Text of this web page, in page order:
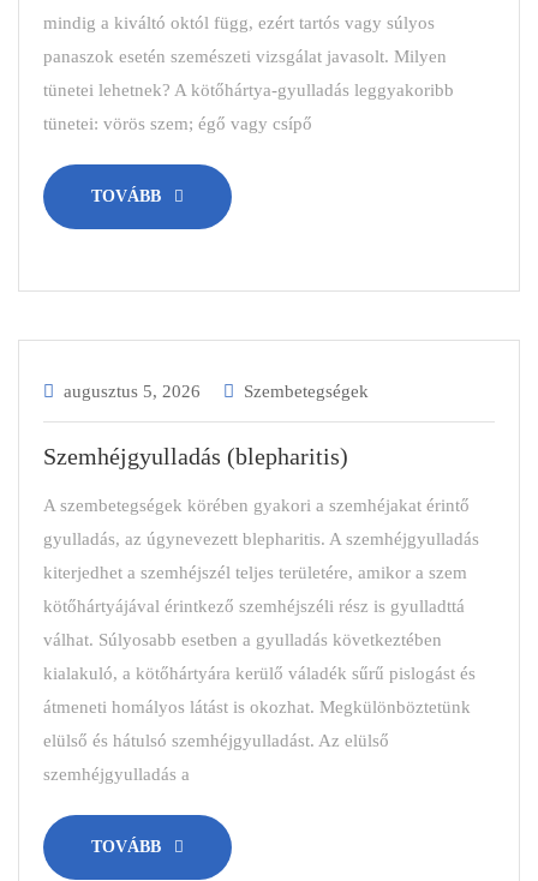
mindig a kiváltó októl függ, ezért tartós vagy súlyos
panaszok esetén szemészeti vizsgálat javasolt. Milyen
tünetei lehetnek? A kötőhártya-gyulladás leggyakoribb
tünetei: vörös szem; égő vagy csípő
TOVÁBB
augusztus 5, 2026 Szembetegségek
Szemhéjgyulladás (blepharitis)
A szembetegségek körében gyakori a szemhéjakat érintő
gyulladás, az úgynevezett blepharitis. A szemhéjgyulladás
kiterjedhet a szemhéjszél teljes területére, amikor a szem
kötőhártyájával érintkező szemhéjszéli rész is gyulladttá
válhat. Súlyosabb esetben a gyulladás következtében
kialakuló, a kötőhártyára kerülő váladék sűrű pislogást és
átmeneti homályos látást is okozhat. Megkülönböztetünk
elülső és hátulsó szemhéjgyulladást. Az elülső
szemhéjgyulladás a
TOVÁBB